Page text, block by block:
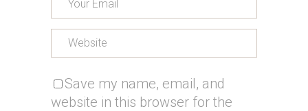
Save my name, email, and
website in this browser for the